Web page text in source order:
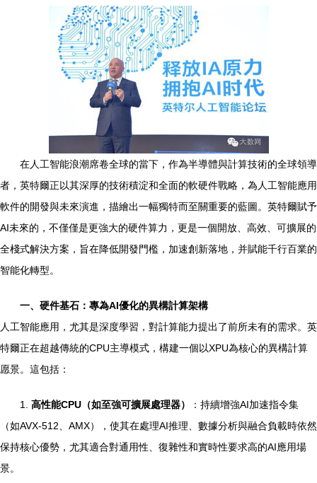
在人工智能浪潮席卷全球的當下，作為半導體與計算技術的全球領導
者，英特爾正以其深厚的技術積淀和全面的軟硬件戰略，為人工智能應用
軟件的開發與未來演進，描繪出一幅獨特而至關重要的藍圖。英特爾賦予
AI未來的，不僅僅是更強大的硬件算力，更是一個開放、高效、可擴展的
全棧式解決方案，旨在降低開發門檻，加速創新落地，并賦能千行百業的
智能化轉型。
一、硬件基石：專為AI優化的異構計算架構
人工智能應用，尤其是深度學習，對計算能力提出了前所未有的需求。英
特爾正在超越傳統的CPU主導模式，構建一個以XPU為核心的異構計算
愿景。這包括：
1. 高性能CPU（如至強可擴展處理器）
：持續增強AI加速指令集
（如AVX-512、AMX），使其在處理AI推理、數據分析與融合負載時依然
保持核心優勢，尤其適合對通用性、復雜性和實時性要求高的AI應用場
景。